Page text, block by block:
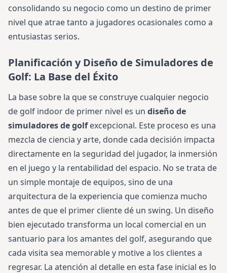
consolidando su negocio como un destino de primer
nivel que atrae tanto a jugadores ocasionales como a
entusiastas serios.
Planificación y Diseño de Simuladores de
Golf: La Base del Éxito
La base sobre la que se construye cualquier negocio
de golf indoor de primer nivel es un diseño de
simuladores de golfexcepcional. Este proceso es una
mezcla de ciencia y arte, donde cada decisión impacta
directamente en la seguridad del jugador, la inmersión
en el juego y la rentabilidad del espacio. No se trata de
un simple montaje de equipos, sino de una
arquitectura de la experiencia que comienza mucho
antes de que el primer cliente dé un swing. Un diseño
bien ejecutado transforma un local comercial en un
santuario para los amantes del golf, asegurando que
cada visita sea memorable y motive a los clientes a
regresar. La atención al detalle en esta fase inicial es lo